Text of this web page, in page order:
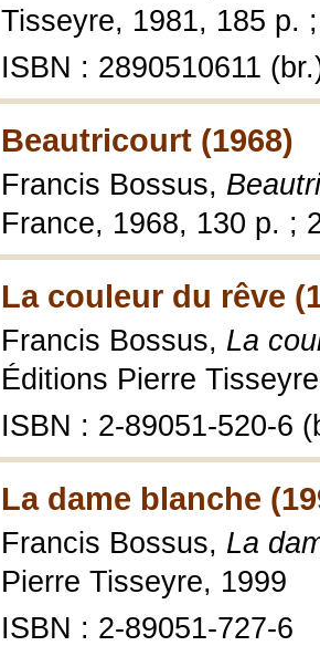
Tisseyre, 1981, 185 p.
ISBN : 2890510611
Beautricourt (1968)
Francis Bossus,
France, 1968, 130 p. ;
La couleur du rêve
Francis Bossus, La
Éditions Pierre
ISBN : 2-89051-520-6
La dame blanche
Francis Bossus, La
Pierre Tisseyre, 1999
ISBN : 2-89051-727-6